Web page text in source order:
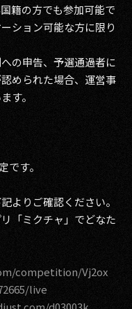
籍の方でも参加可能で
ション可能な方に限り
の申告、予選通過者に
められた場合、運営事
す。
です。
よりご確認ください。
「ミクチャ」でどなた
competition/Vj2ox
live